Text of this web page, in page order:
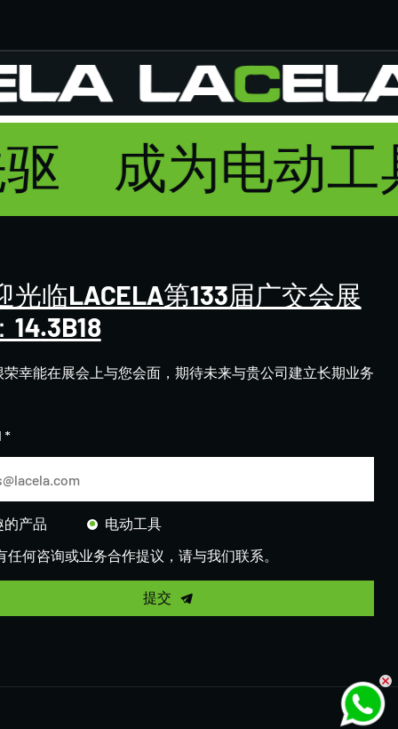
成为电动
光临LACELA第133届广交会展
14.3B18
荣幸能在展会上与您会面，期待未来与贵公司建立长期业务
*
的产品
电动工具
任何咨询或业务合作提议，请与我们联系。
提交